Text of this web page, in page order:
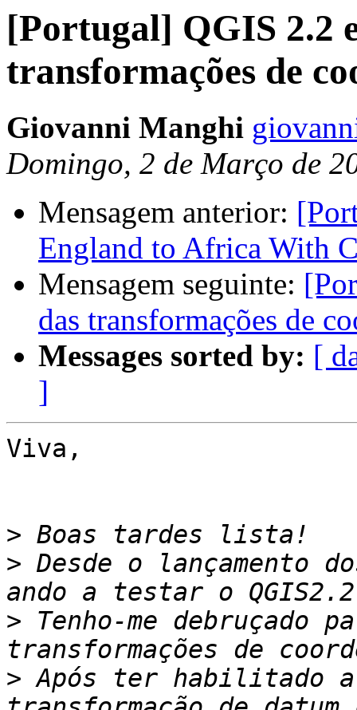
[Portugal] QGIS 2.2
transformações de
Giovanni Manghi
Domingo, 2 de Março de
Mensagem anterior:
England to Africa With
Mensagem seguinte:
das transformações de
Messages sorted by: [
]
Viva,
>
> Desde o lançamento
> Tenho-me debruçado
> Após ter habilitado a